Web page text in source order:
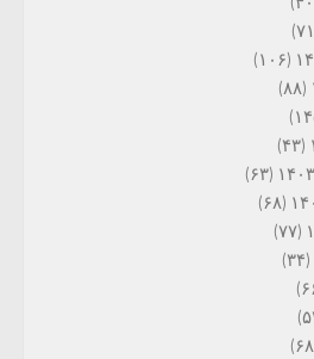
(۱۰۶)
(۸۸)
(۴۳)
(۶۳)
(۶۸)
(۷۷)
(۳۴)